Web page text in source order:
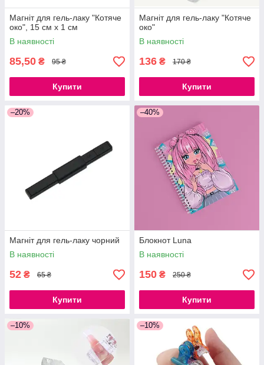
Магніт для гель-лаку "Котяче
око", 15 см х 1 см
В наявності
85,50 ₴ 95 ₴
Купити
Магніт для гель-лаку "Котяче
око"
В наявності
136 ₴ 170 ₴
Купити
–20%
Магніт для гель-лаку чорний
В наявності
52 ₴ 65 ₴
Купити
–40%
Блокнот Luna
В наявності
150 ₴ 250 ₴
Купити
–10% –10%